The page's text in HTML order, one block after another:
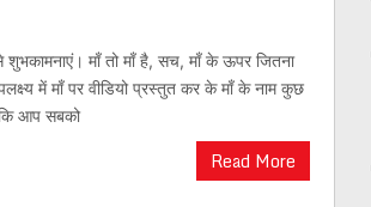
शुभकामनाएं। माँ तो माँ है, सच, माँ के ऊपर जितना
में माँ पर वीडियो प्रस्तुत कर के माँ के नाम कुछ
कि आप सबको
Read More